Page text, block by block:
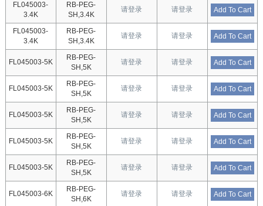
FL045003-
3.4K
RB-PEG-
SH,3.4K
请登录 请登录 Add To Cart
FL045003-
3.4K
RB-PEG-
SH,3.4K
请登录 请登录 Add To Cart
FL045003-5K
RB-PEG-
SH,5K
请登录 请登录 Add To Cart
FL045003-5K
RB-PEG-
SH,5K
请登录 请登录 Add To Cart
FL045003-5K
RB-PEG-
SH,5K
请登录 请登录 Add To Cart
FL045003-5K
RB-PEG-
SH,5K
请登录 请登录 Add To Cart
FL045003-5K
RB-PEG-
SH,5K
请登录 请登录 Add To Cart
FL045003-6K
RB-PEG-
SH,6K
请登录 请登录 Add To Cart